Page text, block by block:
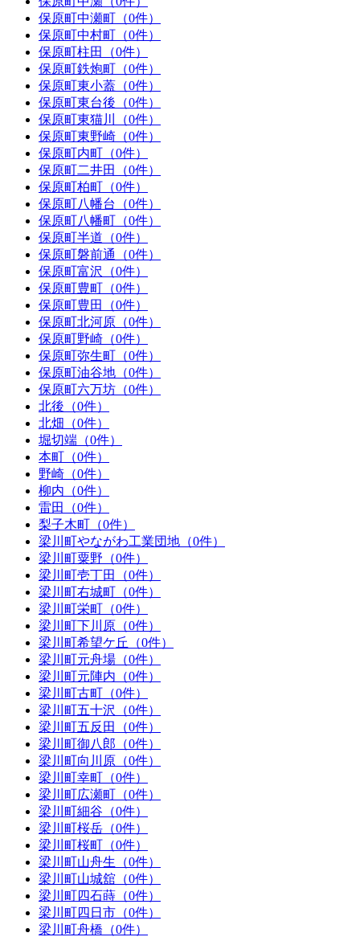
保原町中瀬町（0件）
保原町中村町（0件）
保原町柱田（0件）
保原町鉄炮町（0件）
保原町東小蓋（0件）
保原町東台後（0件）
保原町東猫川（0件）
保原町東野崎（0件）
保原町内町（0件）
保原町二井田（0件）
保原町柏町（0件）
保原町八幡台（0件）
保原町八幡町（0件）
保原町半道（0件）
保原町磐前通（0件）
保原町富沢（0件）
保原町豊町（0件）
保原町豊田（0件）
保原町北河原（0件）
保原町野崎（0件）
保原町弥生町（0件）
保原町油谷地（0件）
保原町六万坊（0件）
北後（0件）
北畑（0件）
堀切端（0件）
本町（0件）
野崎（0件）
柳内（0件）
雷田（0件）
梨子木町（0件）
梁川町やながわ工業団地（0件）
梁川町粟野（0件）
梁川町壱丁田（0件）
梁川町右城町（0件）
梁川町栄町（0件）
梁川町下川原（0件）
梁川町希望ケ丘（0件）
梁川町元舟場（0件）
梁川町元陣内（0件）
梁川町古町（0件）
梁川町五十沢（0件）
梁川町五反田（0件）
梁川町御八郎（0件）
梁川町向川原（0件）
梁川町幸町（0件）
梁川町広瀬町（0件）
梁川町細谷（0件）
梁川町桜岳（0件）
梁川町桜町（0件）
梁川町山舟生（0件）
梁川町山城舘（0件）
梁川町四石蒔（0件）
梁川町四日市（0件）
梁川町舟橋（0件）